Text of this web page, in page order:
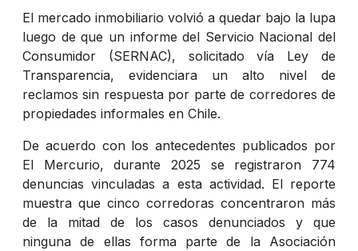
El mercado inmobiliario volvió a quedar bajo la lupa
luego de que un informe del Servicio Nacional del
Consumidor (SERNAC), solicitado vía Ley de
Transparencia, evidenciara un alto nivel de
reclamos sin respuesta por parte de corredores de
propiedades informales en Chile.
De acuerdo con los antecedentes publicados por
El Mercurio, durante 2025 se registraron 774
denuncias vinculadas a esta actividad. El reporte
muestra que cinco corredoras concentraron más
de la mitad de los casos denunciados y que
ninguna de ellas forma parte de la Asociación